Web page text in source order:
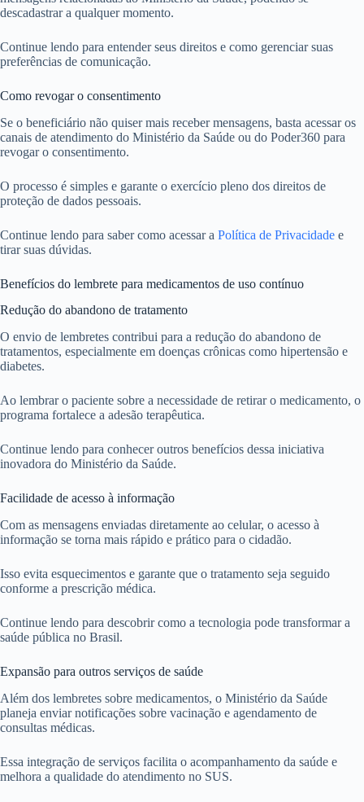
descadastrar a qualquer momento.
Continue lendo para entender seus direitos e como gerenciar suas
preferências de comunicação.
Como revogar o consentimento
Se o beneficiário não quiser mais receber mensagens, basta acessar os
canais de atendimento do Ministério da Saúde ou do Poder360 para
revogar o consentimento.
O processo é simples e garante o exercício pleno dos direitos de
proteção de dados pessoais.
Continue lendo para saber como acessar a Política de Privacidade e
tirar suas dúvidas.
Benefícios do lembrete para medicamentos de uso contínuo
Redução do abandono de tratamento
O envio de lembretes contribui para a redução do abandono de
tratamentos, especialmente em doenças crônicas como hipertensão e
diabetes.
Ao lembrar o paciente sobre a necessidade de retirar o medicamento, o
programa fortalece a adesão terapêutica.
Continue lendo para conhecer outros benefícios dessa iniciativa
inovadora do Ministério da Saúde.
Facilidade de acesso à informação
Com as mensagens enviadas diretamente ao celular, o acesso à
informação se torna mais rápido e prático para o cidadão.
Isso evita esquecimentos e garante que o tratamento seja seguido
conforme a prescrição médica.
Continue lendo para descobrir como a tecnologia pode transformar a
saúde pública no Brasil.
Expansão para outros serviços de saúde
Além dos lembretes sobre medicamentos, o Ministério da Saúde
planeja enviar notificações sobre vacinação e agendamento de
consultas médicas.
Essa integração de serviços facilita o acompanhamento da saúde e
melhora a qualidade do atendimento no SUS.